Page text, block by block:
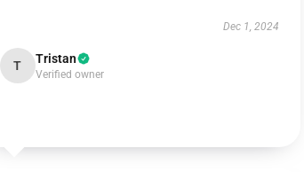
Dec 1, 2024
T Tristan
Verified owner